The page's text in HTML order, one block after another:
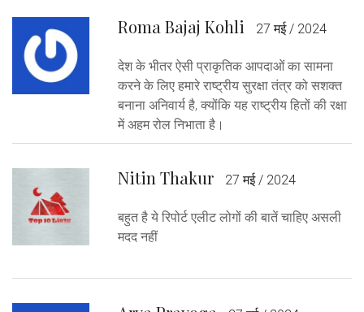
Roma Bajaj Kohli 27 मई / 2024
देश के भीतर ऐसी प्राकृतिक आपदाओं का सामना
करने के लिए हमारे राष्ट्रीय सुरक्षा तंत्र को सशक्त
बनाना अनिवार्य है, क्योंकि यह राष्ट्रीय हितों की रक्षा
में अहम रोल निभाता है।
Nitin Thakur 27 मई / 2024
बहुत है ये रिपोर्ट एलीट लोगों की बातें चाहिए असली
मदद नहीं